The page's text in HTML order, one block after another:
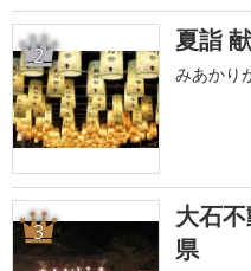
2 夏詣
みあかり
3
大石
県